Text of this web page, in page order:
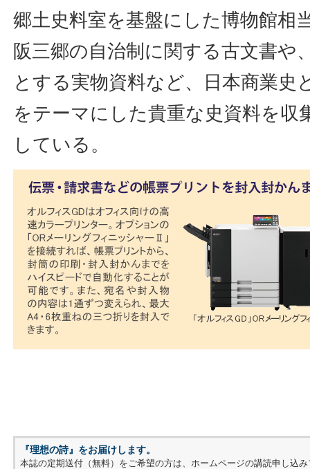
郷土史料室を基盤にした博物館相
阪三郷の自治制に関する古文書や
とする実物資料など、日本商業史
をテーマにした貴重な史資料を収
している。
『理想の詩』をお届けします。
本誌の定期送付（無料）をご希望の方は、ホームページの講読申し込